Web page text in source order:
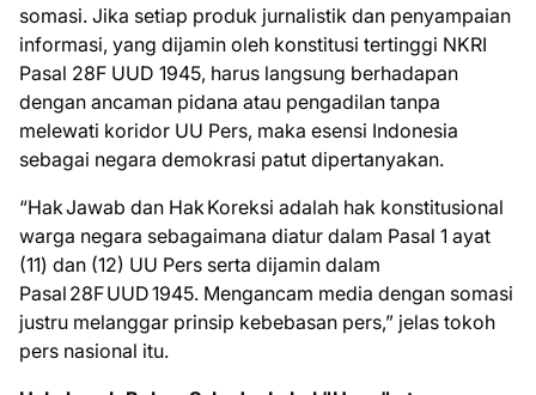
somasi. Jika setiap produk jurnalistik dan penyampaian
informasi, yang dijamin oleh konstitusi tertinggi NKRI
Pasal 28F UUD 1945, harus langsung berhadapan
dengan ancaman pidana atau pengadilan tanpa
melewati koridor UU Pers, maka esensi Indonesia
sebagai negara demokrasi patut dipertanyakan.
“Hak Jawab dan Hak Koreksi adalah hak konstitusional
warga negara sebagaimana diatur dalam Pasal 1 ayat
(11) dan (12) UU Pers serta dijamin dalam
Pasal 28F UUD 1945. Mengancam media dengan somasi
justru melanggar prinsip kebebasan pers,” jelas tokoh
pers nasional itu.